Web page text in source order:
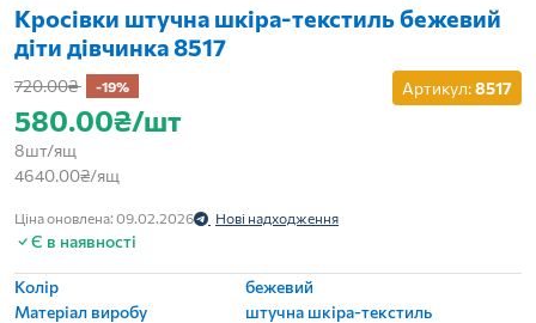
Кросівки штучна шкіра-текстиль бежевий
діти дівчинка 8517
720.00₴ -19%
580.00₴/шт
8шт/ящ
4640.00₴/ящ
Ціна оновлена: 09.02.2026 Нові надходження
Артикул:8517
Є в наявності
Колір
бежевий
Матеріал виробу
штучна шкіра-текстиль